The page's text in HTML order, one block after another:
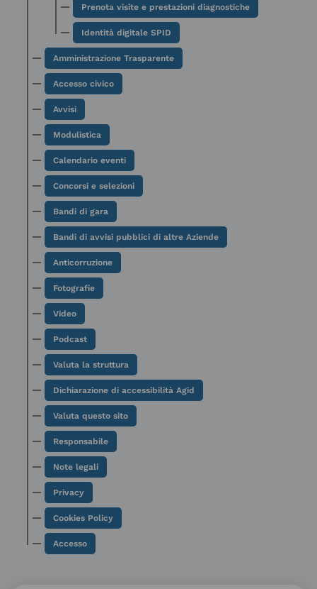
Prenota visite e prestazioni diagnostiche
Identità digitale SPID
Amministrazione Trasparente
Accesso civico
Avvisi
Modulistica
Calendario eventi
Concorsi e selezioni
Bandi di gara
Bandi di avvisi pubblici di altre Aziende
Anticorruzione
Fotografie
Video
Podcast
Valuta la struttura
Dichiarazione di accessibilità Agid
Valuta questo sito
Responsabile
Note legali
Privacy
Cookies Policy
Accesso